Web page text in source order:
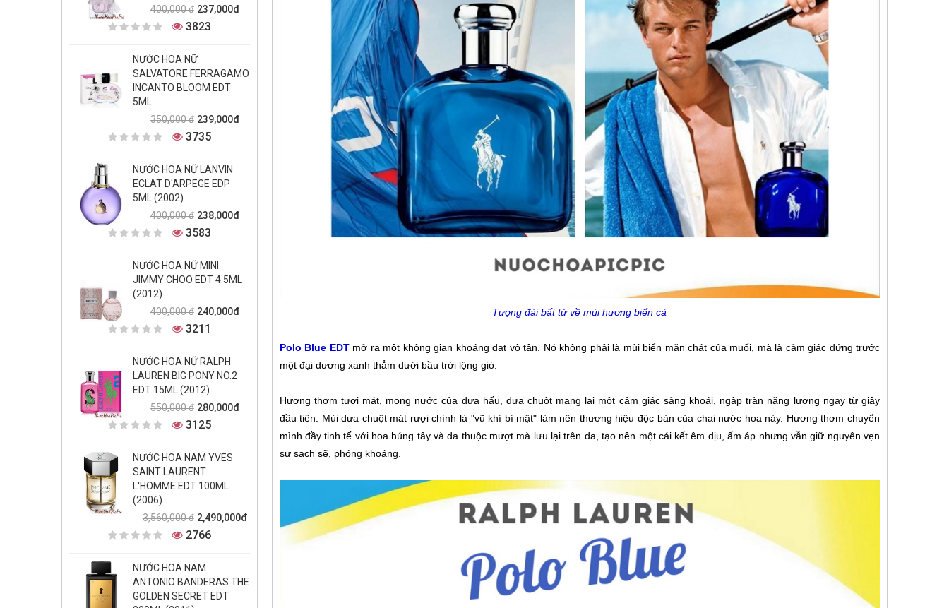
400,000 đ 237,000đ
3823
NƯỚC HOA NỮ
SALVATORE FERRAGAMO
INCANTO BLOOM EDT
5ML
350,000 đ 239,000đ
3735
NƯỚC HOA NỮ LANVIN
ECLAT D'ARPEGE EDP
5ML (2002)
400,000 đ 238,000đ
3583
NƯỚC HOA NỮ MINI
JIMMY CHOO EDT 4.5ML
(2012)
400,000 đ 240,000đ
3211
NƯỚC HOA NỮ RALPH
LAUREN BIG PONY NO.2
EDT 15ML (2012)
550,000 đ 280,000đ
3125
NƯỚC HOA NAM YVES
SAINT LAURENT
L'HOMME EDT 100ML
(2006)
3,560,000 đ 2,490,000đ
2766
NƯỚC HOA NAM
ANTONIO BANDERAS THE
GOLDEN SECRET EDT
Tượng đài bất tử về mùi hương biển cả
Polo Blue EDTmở ra một không gian khoáng đạt vô tận. Nó không phải là mùi biển mặn chát của muối, mà là cảm giác đứng trước
một đại dương xanh thẳm dưới bầu trời lộng gió.
Hương thơm tươi mát, mọng nước của dưa hấu, dưa chuột mang lại một cảm giác sảng khoái, ngập tràn năng lượng ngay từ giây
đầu tiên. Mùi dưa chuột mát rượi chính là "vũ khí bí mật" làm nên thương hiệu độc bản của chai nước hoa này. Hương thơm chuyển
mình đầy tinh tế với hoa húng tây và da thuộc mượt mà lưu lại trên da, tạo nên một cái kết êm dịu, ấm áp nhưng vẫn giữ nguyên vẹn
sự sạch sẽ, phóng khoáng.